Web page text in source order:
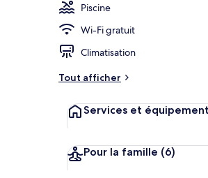
Piscine
Wi-Fi gratuit
Climatisation
Tout afficher
Services et
Pour la famille (6)